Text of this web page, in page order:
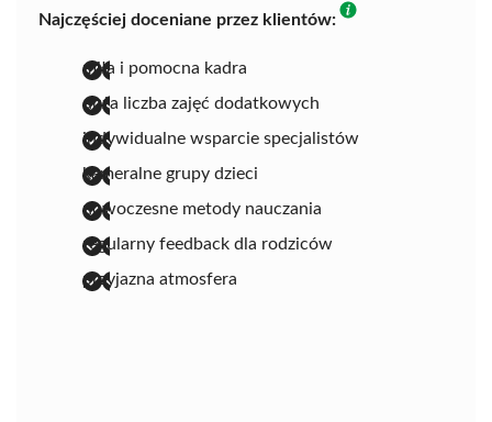
Najczęściej doceniane przez klientów:
miła i pomocna kadra
duża liczba zajęć dodatkowych
indywidualne wsparcie specjalistów
kameralne grupy dzieci
nowoczesne metody nauczania
regularny feedback dla rodziców
przyjazna atmosfera